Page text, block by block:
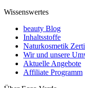
Wissenswertes
beauty Blog
Inhaltsstoffe
Naturkosmetik
Wir und unsere
Aktuelle Angebote
Affiliate Programm